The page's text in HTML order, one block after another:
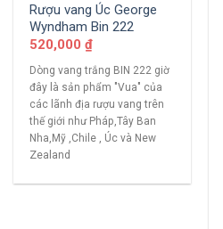
Rượu vang Úc George
Wyndham Bin 222
520,000 ₫
Dòng vang trắng BIN 222 giờ
đây là sản phẩm "Vua" của
các lãnh địa rượu vang trên
thế giới như Pháp,Tây Ban
Nha,Mỹ ,Chile , Úc và New
Zealand